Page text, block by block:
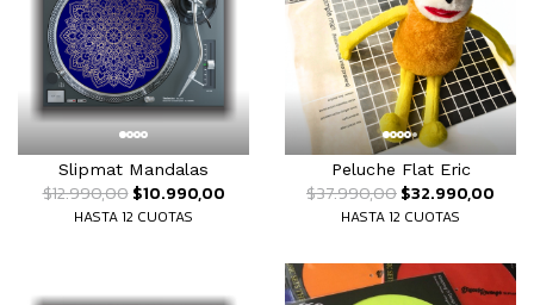
Slipmat Mandalas
$12.990,00$10.990,00
HASTA 12 CUOTAS
Peluche Flat Eric
$37.990,00$32.990,00
HASTA 12 CUOTAS